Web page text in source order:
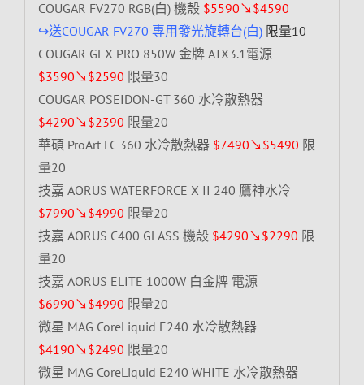
COUGAR FV270 RGB(白) 機殼 $5590↘$4590
↪送COUGAR FV270 專用發光旋轉台(白) 限量10
COUGAR GEX PRO 850W 金牌 ATX3.1電源
$3590↘$2590 限量30
COUGAR POSEIDON-GT 360 水冷散熱器
$4290↘$2390 限量20
華碩 ProArt LC 360 水冷散熱器 $7490↘$5490 限
量20
技嘉 AORUS WATERFORCE X II 240 鷹神水冷
$7990↘$4990 限量20
技嘉 AORUS C400 GLASS 機殼$4290↘$2290 限
量20
技嘉 AORUS ELITE 1000W 白金牌 電源
$6990↘$4990 限量20
微星 MAG CoreLiquid E240 水冷散熱器
$4190↘$2490 限量20
微星 MAG CoreLiquid E240 WHITE 水冷散熱器